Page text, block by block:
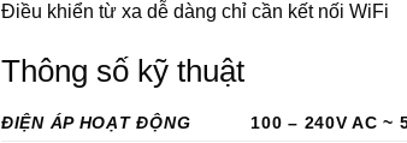
Điều khiển từ xa dễ dàng chỉ cần kết nối WiFi
Thông số kỹ thuật
ĐIỆN ÁP HOẠT ĐỘNG
100 – 240V AC ~